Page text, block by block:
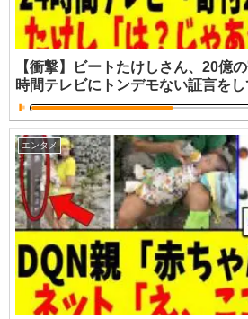
【衝撃】ビートたけしさん、20億
時間テレビにトンデモない証言を
エンタメ